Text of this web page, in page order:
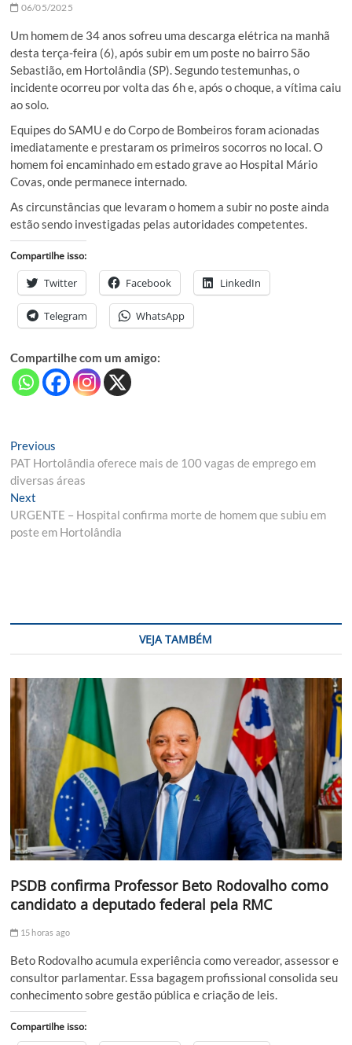
06/05/2025
Um homem de 34 anos sofreu uma descarga elétrica na manhã
desta terça-feira (6), após subir em um poste no bairro São
Sebastião, em Hortolândia (SP). Segundo testemunhas, o
incidente ocorreu por volta das 6h e, após o choque, a vítima caiu
ao solo.
Equipes do SAMU e do Corpo de Bombeiros foram acionadas
imediatamente e prestaram os primeiros socorros no local. O
homem foi encaminhado em estado grave ao Hospital Mário
Covas, onde permanece internado.
As circunstâncias que levaram o homem a subir no poste ainda
estão sendo investigadas pelas autoridades competentes.
Compartilhe isso:
Twitter Facebook LinkedIn
Telegram WhatsApp
Compartilhe com um amigo:
Navegação
de
Post
Previous
post:
PAT Hortolândia oferece mais de 100 vagas de emprego em
diversas áreas
Next
post:
URGENTE – Hospital confirma morte de homem que subiu em
poste em Hortolândia
VEJA TAMBÉM
PSDB confirma Professor Beto Rodovalho como
candidato a deputado federal pela RMC
15 horas ago
Beto Rodovalho acumula experiência como vereador, assessor e
consultor parlamentar. Essa bagagem profissional consolida seu
conhecimento sobre gestão pública e criação de leis.
Compartilhe isso: